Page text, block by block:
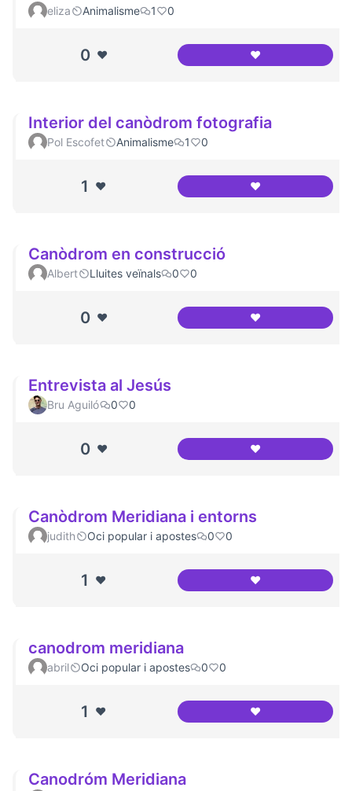
eliza Animalisme 1 0
0 ❤️ ❤️Canodrom
Interior del canòdrom fotografia
Pol Escofet Animalisme 1 0
1 ❤️ ❤️Interior del
Canòdrom en construcció
Albert Lluites veïnals 0 0
0 ❤️ ❤️Canòdrom en
Entrevista al Jesús
Bru Aguiló 0 0
0 ❤️ ❤️Entrevista al
Canòdrom Meridiana i entorns
judith Oci popular i apostes 0 0
1 ❤️ ❤️Canòdrom
canodrom meridiana
abril Oci popular i apostes 0 0
1 ❤️ ❤️canodrom
Canodróm Meridiana